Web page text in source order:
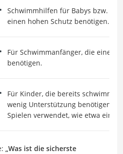
Schwimmhilfen für Babys bzw.
einen hohen Schutz benötigen.
Für Schwimmanfänger, die einen
benötigen.
Für Kinder, die bereits
wenig Unterstützung benötigen –
Spielen verwendet, wie etwa eine
„Was ist die sicherste